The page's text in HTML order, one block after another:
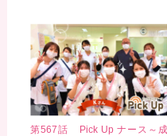
第567話 Pick Up ナース～成